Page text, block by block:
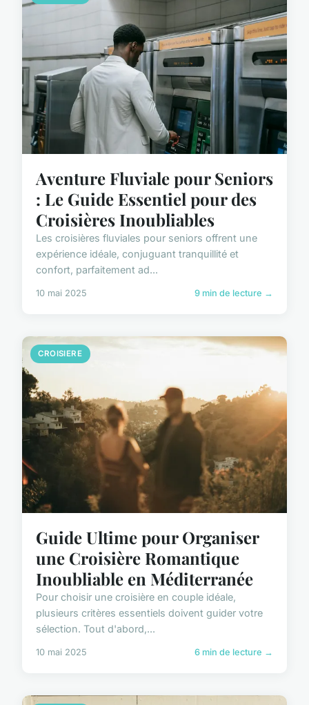
Aventure Fluviale pour Seniors
: Le Guide Essentiel pour des
Croisières Inoubliables
Les croisières fluviales pour seniors offrent une
expérience idéale, conjuguant tranquillité et
confort, parfaitement ad...
10 mai 2025 9 min de lecture →
CROISIERE
Guide Ultime pour Organiser
une Croisière Romantique
Inoubliable en Méditerranée
Pour choisir une croisière en couple idéale,
plusieurs critères essentiels doivent guider votre
sélection. Tout d'abord,...
10 mai 2025 6 min de lecture →